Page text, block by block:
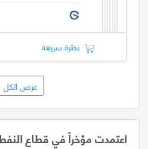
نظرة سريعة
عرض الكل
اعتمدت مؤخراً في قطاع النفط